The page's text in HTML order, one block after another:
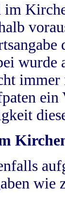
im
wurde
wie